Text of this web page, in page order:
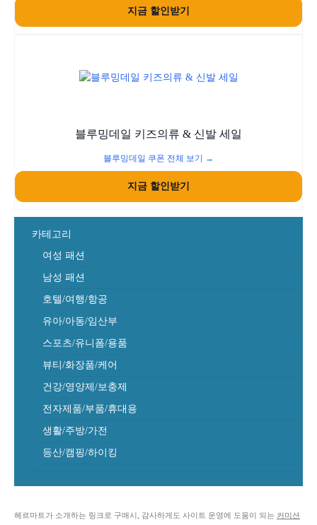
지금 할인받기
블루밍데일 키즈의류 & 신발 세일
블루밍데일 쿠폰 전체 보기 →
지금 할인받기
카테고리
여성 패션
남성 패션
호텔/여행/항공
유아/아동/임산부
스포츠/유니폼/용품
뷰티/화장품/케어
건강/영양제/보충제
전자제품/부품/휴대용
생활/주방/가전
등산/캠핑/하이킹
헤르마트가 소개하는 링크로 구매시, 감사하게도 사이트 운영에 도움이 되는 커미션